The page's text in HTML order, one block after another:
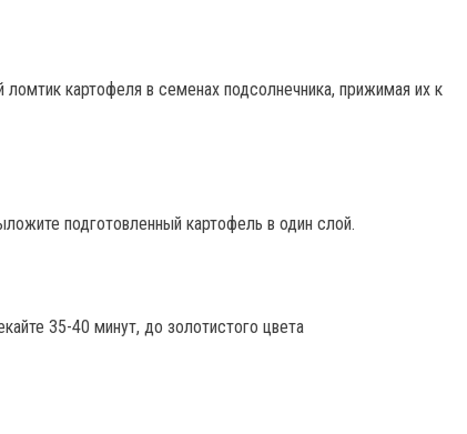
картофеля в семенах подсолнечника, прижимая их к
подготовленный картофель в один слой.
35-40 минут, до золотистого цвета